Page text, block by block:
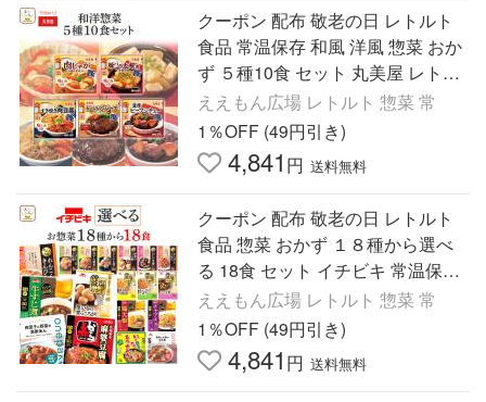
クーポン 配布 敬老の日 レトルト
食品 常温保存 和風 洋風 惣菜 おか
ず ５種10食 セット 丸美屋 レトル
ト 食品 お惣菜 ハンバーグ 2026 内
祝い お礼 ギフト
ええもん広場 レトルト 惣菜 常
1％OFF (49円引き)
4,841 円 送料無料
クーポン 配布 敬老の日 レトルト
食品 惣菜 おかず １８種から選べ
る 18食 セット イチビキ 常温保存
肉 野菜 煮物 和食 お惣菜 2026 内
祝い お礼 ギフト
ええもん広場 レトルト 惣菜 常
1％OFF (49円引き)
4,841 円 送料無料